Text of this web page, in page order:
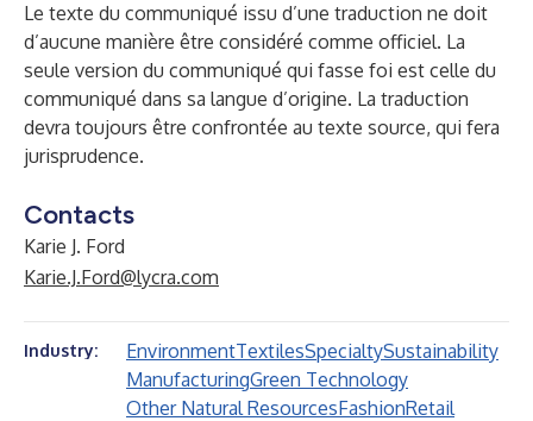
Le texte du communiqué issu d’une traduction ne doit
d’aucune manière être considéré comme officiel. La
seule version du communiqué qui fasse foi est celle du
communiqué dans sa langue d’origine. La traduction
devra toujours être confrontée au texte source, qui fera
jurisprudence.
Contacts
Karie J. Ford
Karie.J.Ford@lycra.com
Industry: EnvironmentTextilesSpecialtySustainability
ManufacturingGreen Technology
Other Natural ResourcesFashionRetail